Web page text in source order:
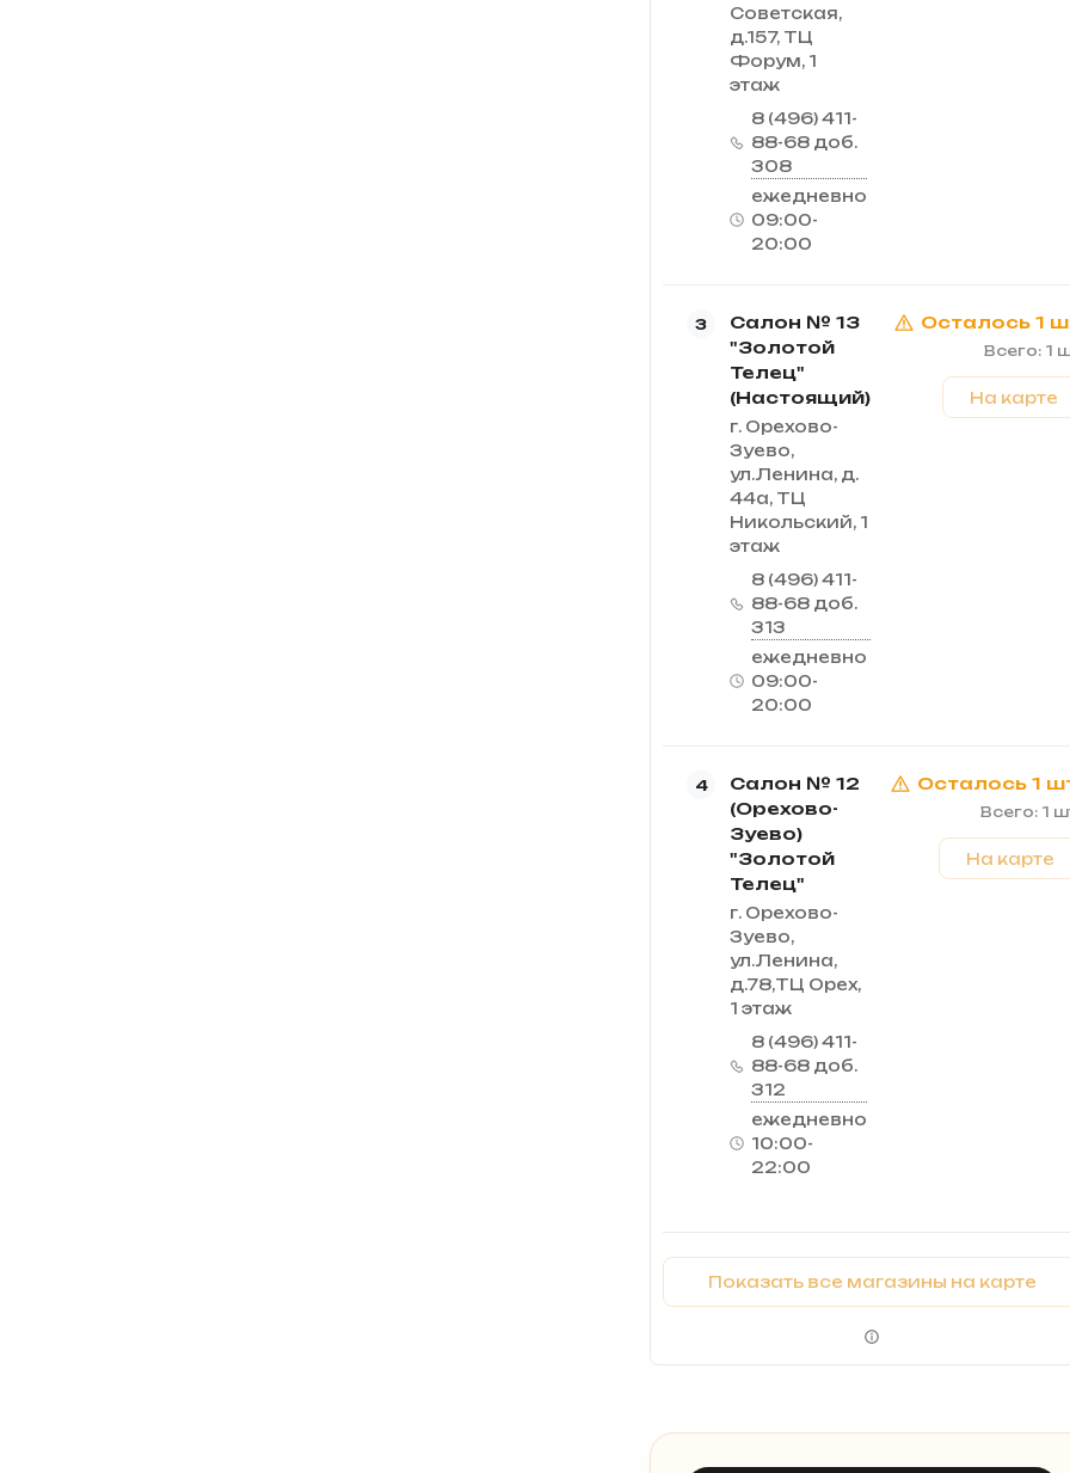
Советская,
д.157, ТЦ
Форум, 1
этаж
8 (496) 411-
88-68 доб.
308
ежедневно
09:00-
20:00
3
Салон № 13
"Золотой
Телец"
(Настоящий)
г. Орехово-
Зуево,
ул.Ленина, д.
44а, ТЦ
Никольский, 1
этаж
8 (496) 411-
88-68 доб.
313
ежедневно
09:00-
20:00
Осталось 1
Всего: 1
На карте
4
Салон № 12
(Орехово-
Зуево)
"Золотой
Телец"
г. Орехово-
Зуево,
ул.Ленина,
д.78,ТЦ Орех,
1 этаж
8 (496) 411-
88-68 доб.
312
ежедневно
10:00-
22:00
Осталось 1
Всего: 1
На карте
Показать все магазины на карте